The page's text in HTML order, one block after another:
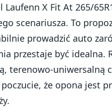
X Fit At 265/
scenariusza. To
prowadzić auto
przestaje być idealna.
terenowo-uniwersalną
że opona jest